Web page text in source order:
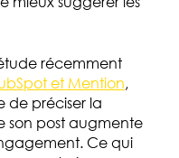
récemment
et Mention,
de préciser la
son post augmente
Ce qui